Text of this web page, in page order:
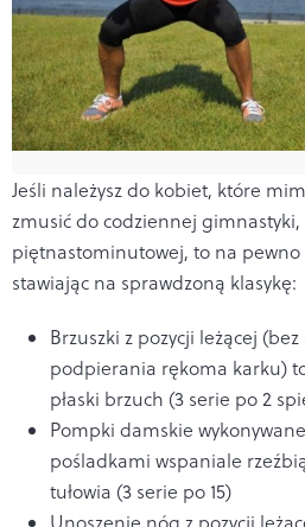
Jeśli należysz do kobiet, które
zmusić do codziennej gimnastyki,
piętnastominutowej, to na pewno
stawiając na sprawdzoną klasykę:
Brzuszki z pozycji leżącej
podpierania rękoma karku)
płaski brzuch (3 serie po 2
Pompki damskie
pośladkami wspaniale
tułowia (3 serie po 15)